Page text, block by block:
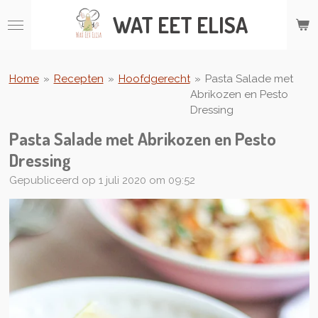
direct
hoofdinhoud
WAT EET ELISA
Home » Recepten » Hoofdgerecht » Pasta Salade met
Abrikozen en Pesto
Dressing
Pasta Salade met Abrikozen en Pesto
Dressing
Gepubliceerd op 1 juli 2020 om 09:52